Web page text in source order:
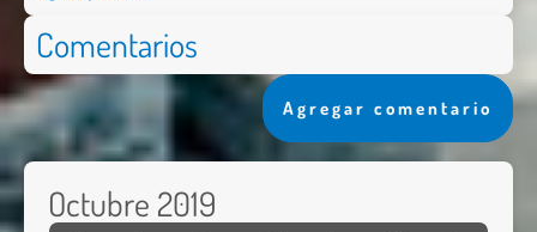
Comentarios
Agregar comentario
Octubre 2019